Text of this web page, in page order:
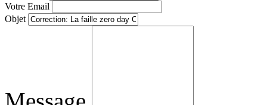
Votre Email
Objet